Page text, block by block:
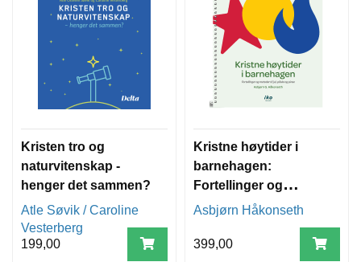
Kristen tro og
naturvitenskap -
henger det sammen?
Atle Søvik / Caroline
Vesterberg
199,00
Kristne høytider i
barnehagen:
Fortellinger og
metoder til jul, påske
Asbjørn Håkonseth
399,00